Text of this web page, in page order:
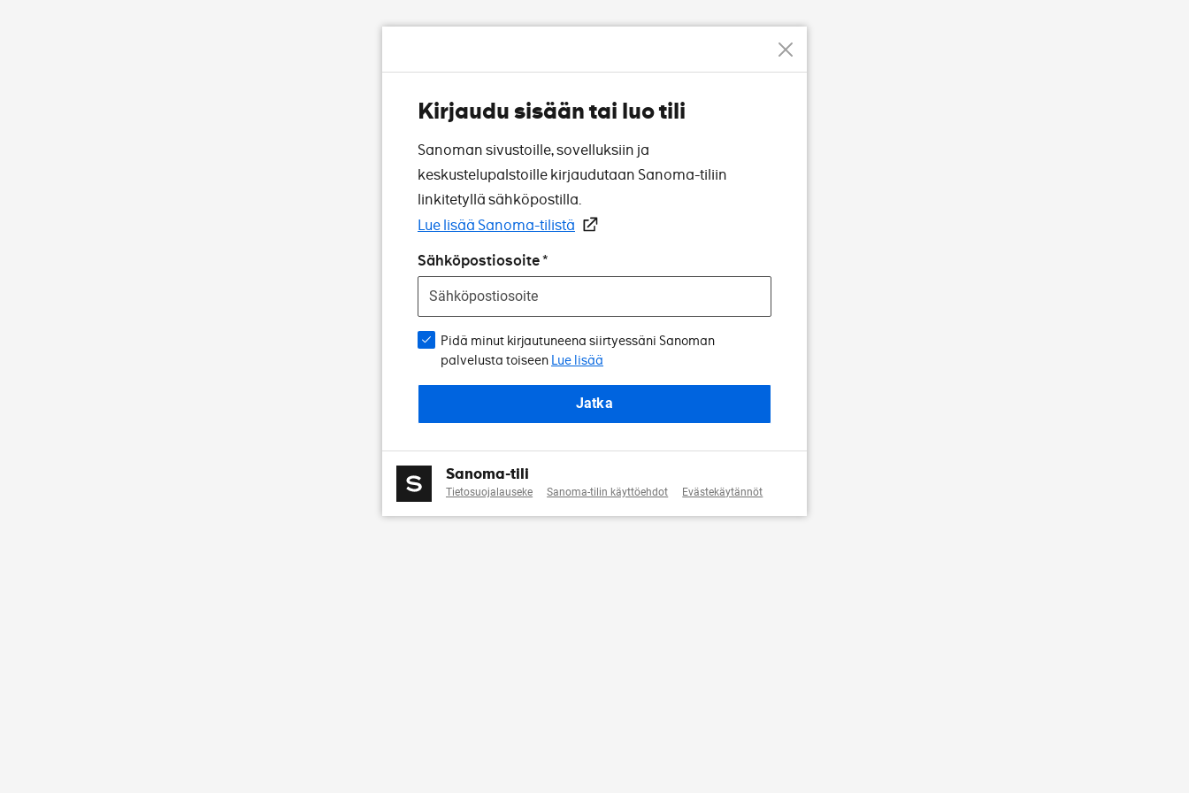
Kirjaudu sisään tai luo tili
Sanoman sivustoille, sovelluksiin ja
keskustelupalstoille kirjaudutaan Sanoma-tiliin
linkitetyllä sähköpostilla.
Lue lisää Sanoma-tilistä
Sähköpostiosoite
Pidä minut kirjautuneena siirtyessäni Sanoman
palvelusta toiseen Lue lisää
Jatka
Sanoma-tili
Tietosuojalauseke Sanoma-tilin käyttöehdot Evästekäytännöt